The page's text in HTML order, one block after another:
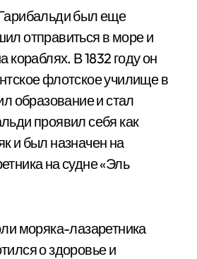
был еще
отправиться в море и
кораблях. В 1832 году он
флотское училище в
образование и стал
проявил себя как
и был назначен на
на судне «Эль
моряка-лазаретника
о здоровье и